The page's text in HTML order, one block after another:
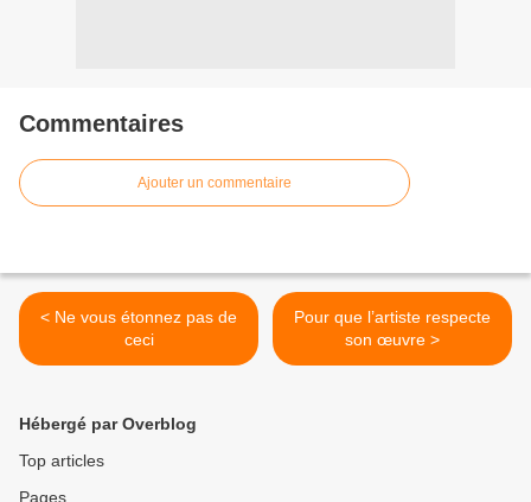
Commentaires
Ajouter un commentaire
< Ne vous étonnez pas de
ceci
Pour que l’artiste respecte
son œuvre >
Hébergé par Overblog
Top articles
Pages